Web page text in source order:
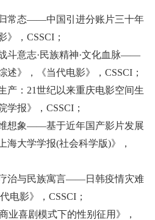
常态——中国引进分账片三十年
》，CSSCI；
斗意志·民族精神·文化血脉——
述》，《当代电影》，CSSCI；
产：21世纪以来重庆电影空间生
学报》，CSSCI；
想象——基于近年国产影片发展
海大学学报(社会科学版)》，
治与民族寓言——日韩疫情灾难
电影》，CSSCI；
业喜剧模式下的性别征用》，